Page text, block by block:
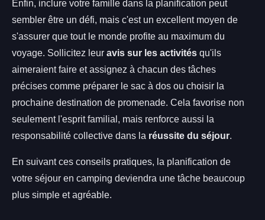
Enfin, inclure votre famille dans la planification peut
sembler être un défi, mais c'est un excellent moyen de
s'assurer que tout le monde profite au maximum du
voyage. Sollicitez leur avis sur les activités qu'ils
aimeraient faire et assignez à chacun des tâches
précises comme préparer le sac à dos ou choisir la
prochaine destination de promenade. Cela favorise non
seulement l'esprit familial, mais renforce aussi la
responsabilité collective dans la réussite du séjour.
En suivant ces conseils pratiques, la planification de
votre séjour en camping deviendra une tâche beaucoup
plus simple et agréable.